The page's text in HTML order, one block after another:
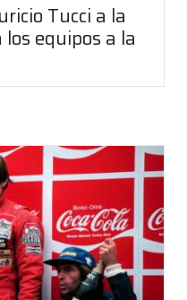
Tucci a la
equipos a la